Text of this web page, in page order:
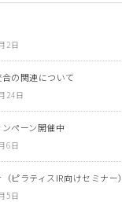
2日
の関連について
24日
ペーン開催中
6日
ピラティスIR向けセミナー）
5日